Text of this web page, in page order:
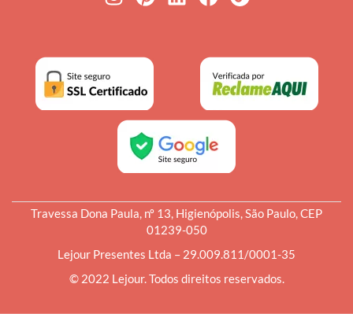
Travessa Dona Paula, nº 13, Higienópolis, São Paulo, CEP
01239-050
Lejour Presentes Ltda – 29.009.811/0001-35
© 2022 Lejour. Todos direitos reservados.